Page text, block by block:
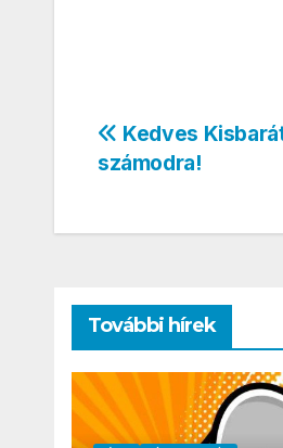
Bejegyzés
Kedves
számodra!
További hírek